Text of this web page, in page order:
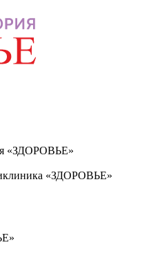
«ЗДОРОВЬЕ»
«ЗДОРОВЬЕ»